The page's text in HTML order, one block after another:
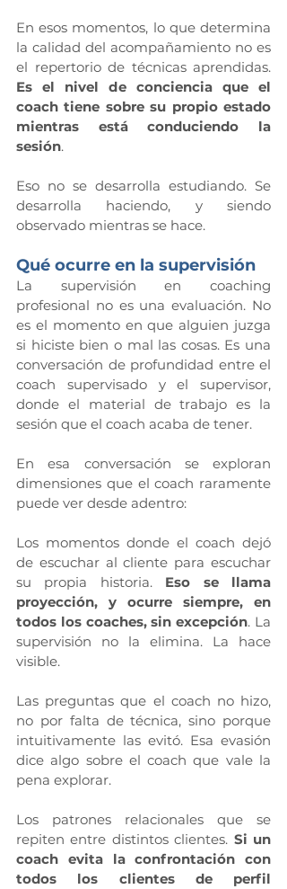
En esos momentos, lo que determina
la calidad del acompañamiento no es
Es el nivel de conciencia que el
coach tiene sobre su propio estado
mientras está conduciendo la
sesión.
Eso no se desarrolla estudiando. Se
desarrolla haciendo, y siendo
observado mientras se hace.
Qué ocurre en la supervisión
La supervisión en coaching
profesional no es una evaluación. No
es el momento en que alguien juzga
si hiciste bien o mal las cosas. Es una
conversación de profundidad entre el
coach supervisado y el supervisor,
donde el material de trabajo es la
sesión que el coach acaba de tener.
En esa conversación se exploran
dimensiones que el coach raramente
puede ver desde adentro:
Los momentos donde el coach dejó
de escuchar al cliente para escuchar
su propia historia. Eso se llama
proyección, y ocurre siempre, en
todos los coaches, sin excepción. La
supervisión no la elimina. La hace
visible.
Las preguntas que el coach no hizo,
no por falta de técnica, sino porque
intuitivamente las evitó. Esa evasión
dice algo sobre el coach que vale la
pena explorar.
Los patrones relacionales que se
repiten entre distintos clientes. Si un
coach evita la confrontación con
todos los clientes de perfil